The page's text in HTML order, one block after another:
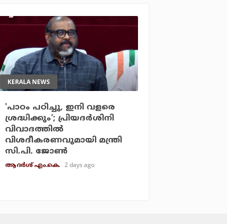
KERALA NEWS
'പാഠം പഠിച്ചു, ഇനി വളരെ
ശ്രദ്ധിക്കും'; പ്രിയദര്‍ശിനി
വിവാദത്തില്‍
വിശദീകരണവുമായി മന്ത്രി
സി.പി. ജോണ്‍
ആദർശ് എം.കെ. 2 days ago